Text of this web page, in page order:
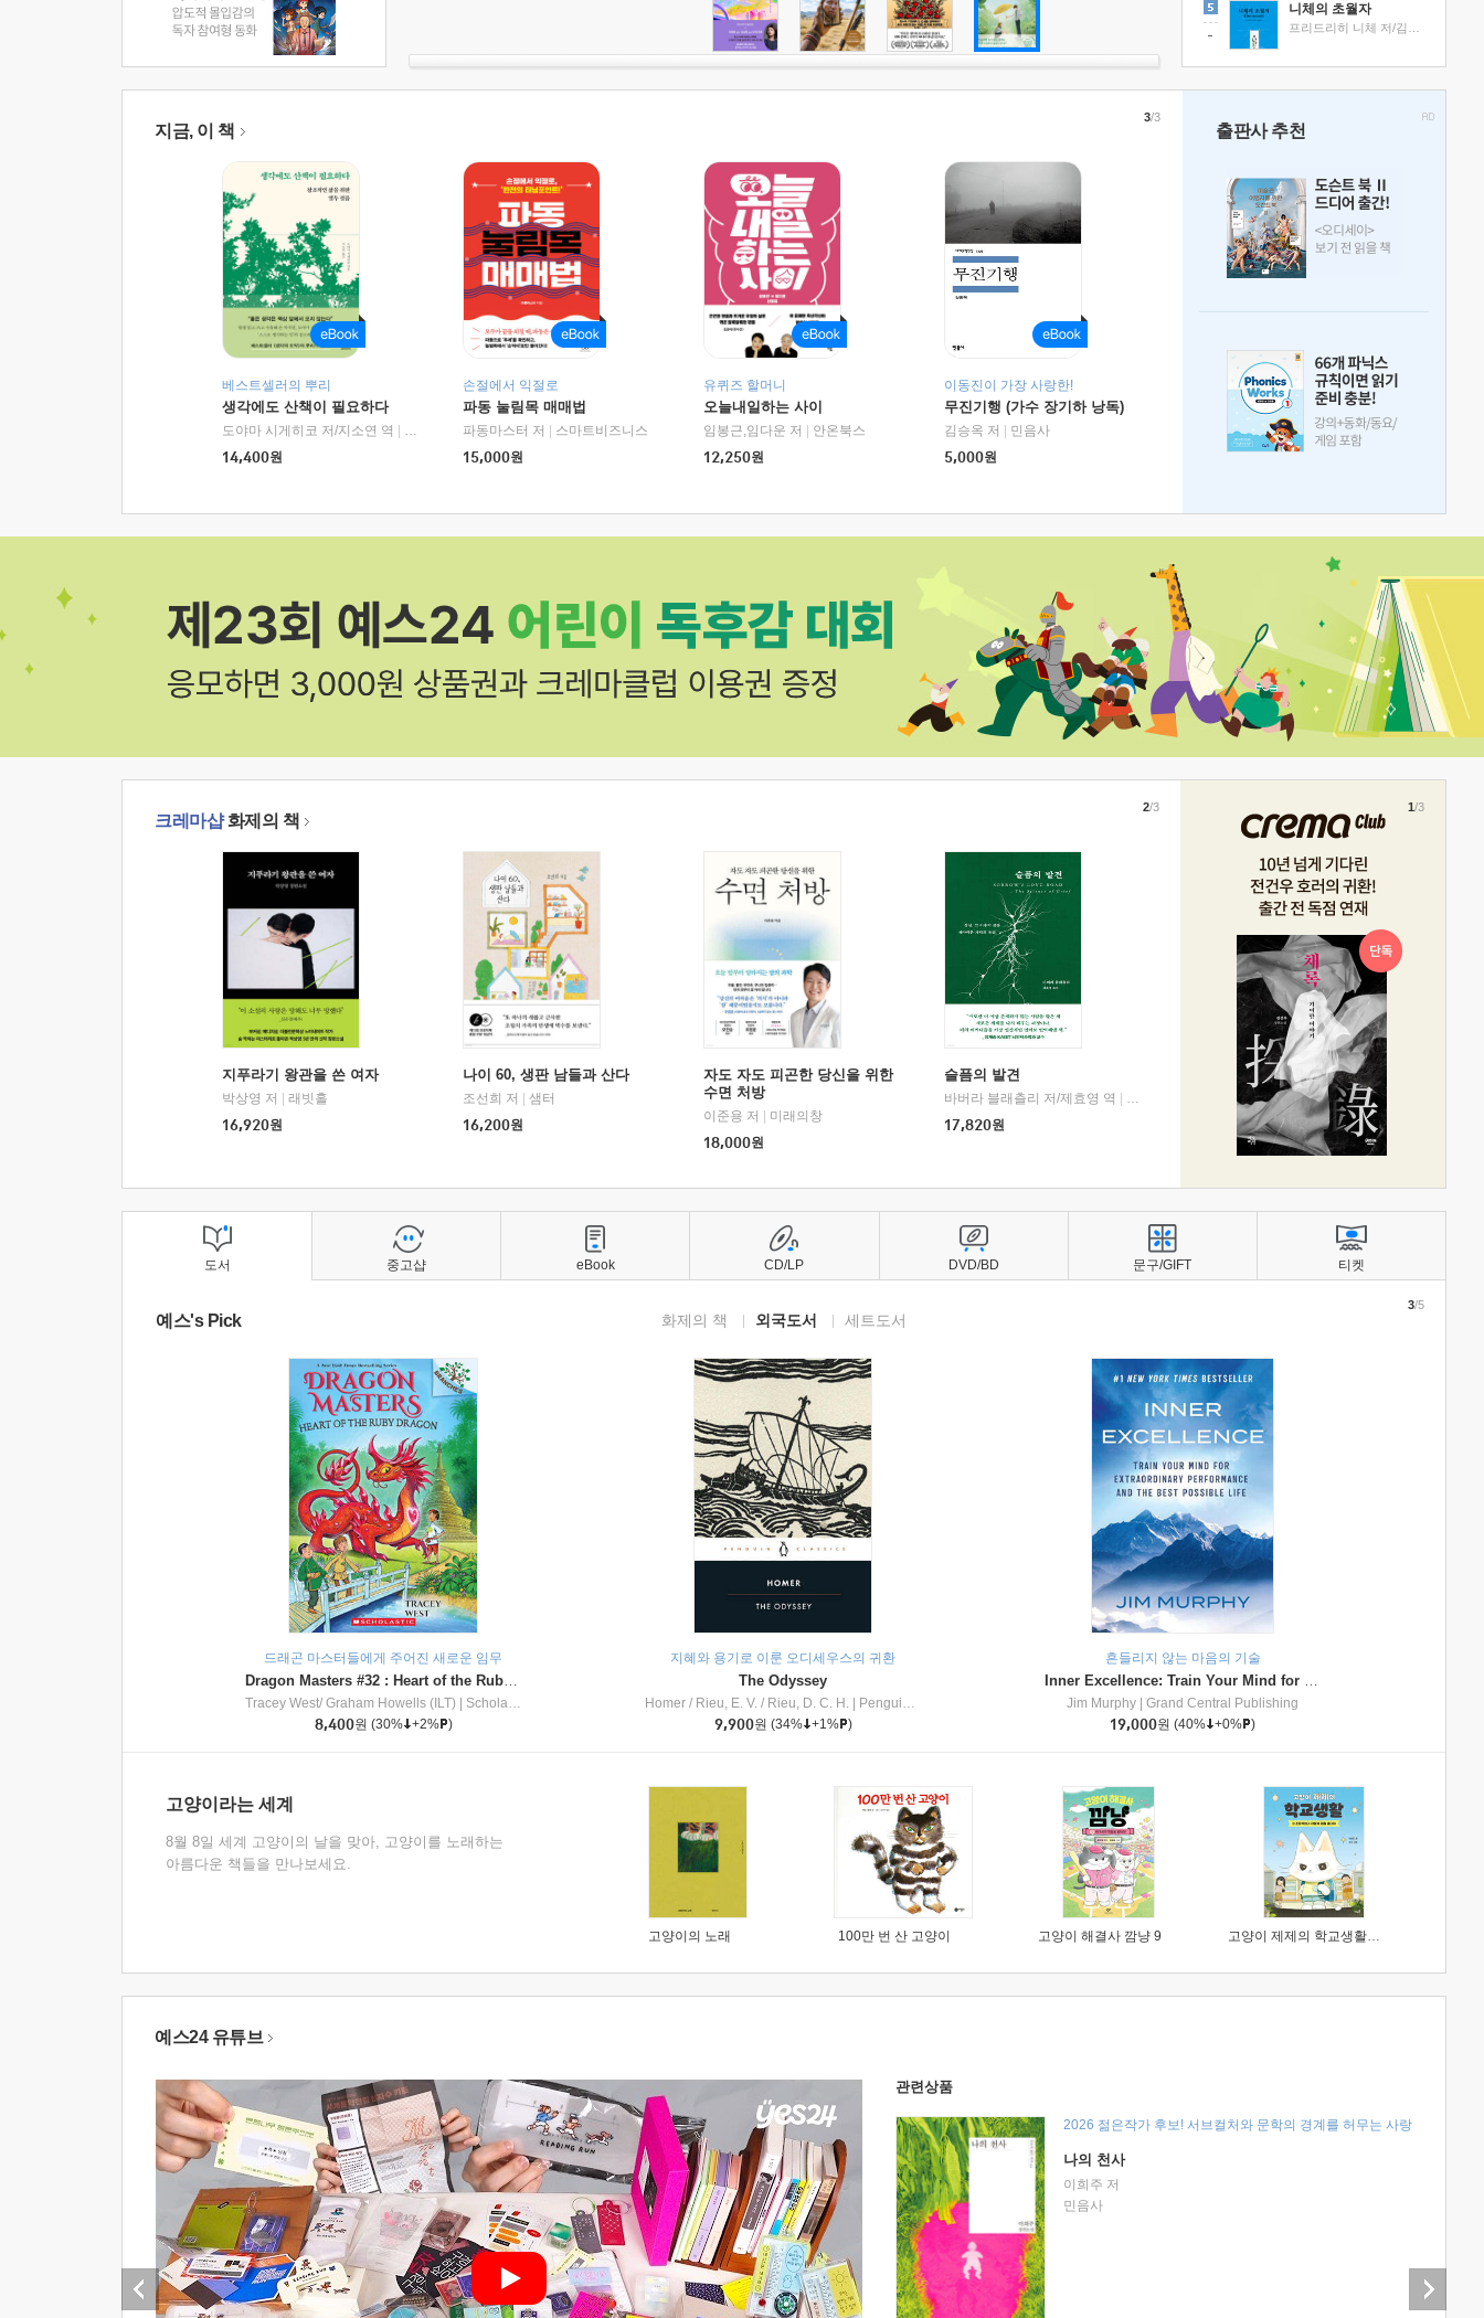
니체의 초월자
지금, 이 책
베스트셀러의 뿌리
생각에도 산책이 필요하다
도야마 시게히코 저/지소연 역
알에이치코리아(RHK)
14,400원
손절에서 익절로
파동 눌림목 매매법
파동마스터 저
스마트비즈니스
15,000원
유퀴즈 할머니
오늘내일하는 사이
임봉근,임다운 저
안온북스
12,250원
이동진이 가장 사랑한!
무진기행 (가수 장기하 낭독)
김승옥 저
민음사
5,000원
3/3
출판사 추천
크레마샵화제의 책
지푸라기 왕관을 쓴 여자
박상영 저
래빗홀
16,920원
나이 60, 생판 남들과 산다
조선희 저
샘터
16,200원
자도 자도 피곤한 당신을 위한
수면 처방
이준용 저
미래의창
18,000원
슬픔의 발견
바버라 블래츨리 저/제효영 역
디플롯
17,820원
2/3 1/3
도서
예스's Pick 화제의 책 외국도서 세트도서
드래곤 마스터들에게 주어진 새로운 임무
Dragon Masters #32 : Heart of the Ruby Dragon (A Branches Book)
Tracey West/ Graham Howells (ILT)
Scholastic Inc
8,400원 (30% +2% )
지혜와 용기로 이룬 오디세우스의 귀환
The Odyssey
Homer / Rieu, E. V. / Rieu, D. C. H.
Penguin Group
9,900원 (34% +1% )
흔들리지 않는 마음의 기술
Inner Excellence: Train Your Mind for Extraordinary Performance and the Best Possible Life
Jim Murphy
Grand Central Publishing
19,000원 (40% +0% )
3/5
고양이라는 세계
8월 8일 세계 고양이의 날을 맞아, 고양이를 노래하는
아름다운 책들을 만나보세요.
고양이의 노래 100만 번 산 고양이 고양이 해결사 깜냥 9 고양이 제제의 학교생활 1 : 초등학생이 이렇게 힘들 줄이야
중고샵 eBook CD/LP DVD/BD 문구/GIFT 티켓
예스24 유튜브
관련상품
2026 젊은작가 후보! 서브컬처와 문학의 경계를 허무는 사랑
나의 천사
이희주 저
민음사